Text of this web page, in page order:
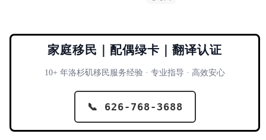
家庭移民｜配偶绿卡｜翻译认证
10+ 年洛杉矶移民服务经验 · 专业指导 · 高效安心
📞 626-768-3688